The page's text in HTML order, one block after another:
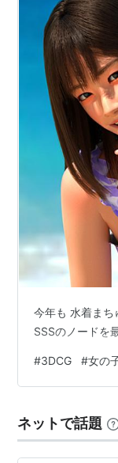
今年も 水着ま
SSSのノードを
#3DCG #女の
ネットで話題